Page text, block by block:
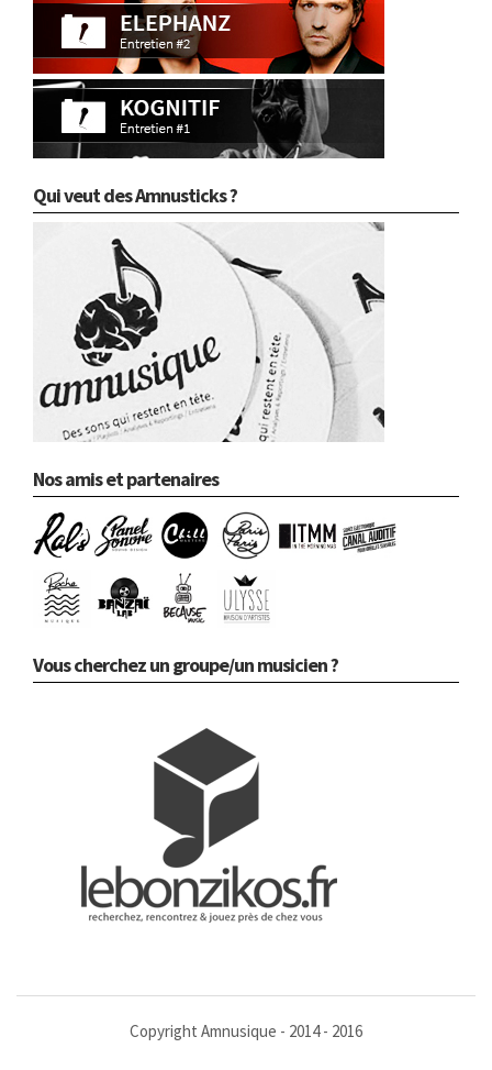
Qui veut des Amnusticks ?
Nos amis et partenaires
Vous cherchez un groupe/un musicien ?
Copyright Amnusique - 2014 - 2016